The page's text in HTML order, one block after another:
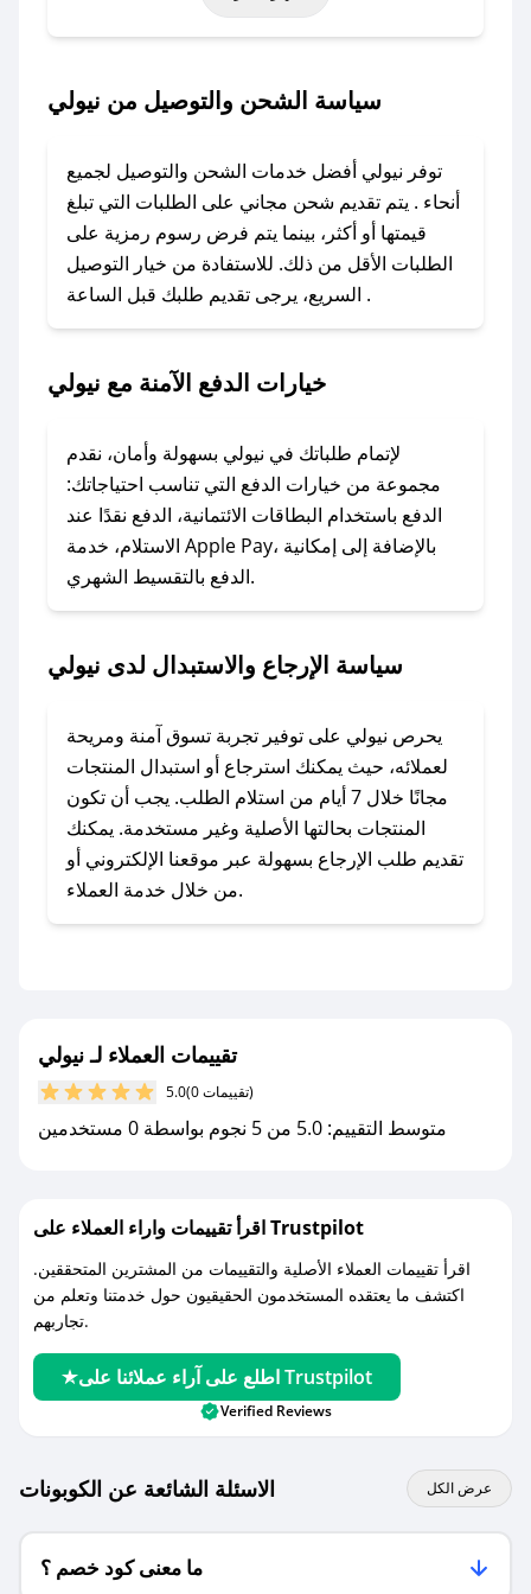
باستخدام تطبيق صحصح، يمكنك العثور بسهولة على
تواصل معنا عبر تويتر أو البريد الإلكتروني لإضافته
بسرعة.
### كيفية استخدام كود خصم نيولي؟
1. انسخ كود الخصم من تطبيق صحصح.
2. الصقه في خانة الدفع عند التسوق من نيولي.
### ماذا أفعل إذا لم يعمل كود الخصم؟
الرسائل الخاصة على تويتر أو البريد الإلكتروني،
وسنقوم بحل المشكلة في أسرع وقت ممكن.
### ماذا أفعل إذا لم أجد كود خصم لمتجري
المفضل؟
في حال عدم توفر كوبونات لمتجرك المفضل، يمكنك
أسرع وقت ممكن.
### كيف تحصل على كوبونات خصم حصرية من
نيولي؟
للحصول على كوبونات وخصومات حصرية، قم بما
يلي:
- اضغط على أيقونة متابعة لمتجر نيولي في تطبيق
صحصح.
مع صحصح، تسوق بذكاء ووفّر على كل مشترياتك مع
سياسة الشحن والتوصيل من نيولي
توفر نيولي أفضل خدمات الشحن والتوصيل لجميع
أنحاء . يتم تقديم شحن مجاني على الطلبات التي تبلغ
قيمتها أو أكثر، بينما يتم فرض رسوم رمزية على
الطلبات الأقل من ذلك. للاستفادة من خيار التوصيل
السريع، يرجى تقديم طلبك قبل الساعة .
خيارات الدفع الآمنة مع نيولي
لإتمام طلباتك في نيولي بسهولة وأمان، نقدم
مجموعة من خيارات الدفع التي تناسب احتياجاتك:
الدفع باستخدام البطاقات الائتمانية، الدفع نقدًا عند
الاستلام، خدمة Apple Pay، بالإضافة إلى إمكانية
الدفع بالتقسيط الشهري.
سياسة الإرجاع والاستبدال لدى نيولي
يحرص نيولي على توفير تجربة تسوق آمنة ومريحة
لعملائه، حيث يمكنك استرجاع أو استبدال المنتجات
مجانًا خلال 7 أيام من استلام الطلب. يجب أن تكون
المنتجات بحالتها الأصلية وغير مستخدمة. يمكنك
تقديم طلب الإرجاع بسهولة عبر موقعنا الإلكتروني أو
من خلال خدمة العملاء.
تقييمات العملاء لـ نيولي
5.0 (0 تقييمات)
متوسط التقييم: 5.0 من 5 نجوم بواسطة 0 مستخدمين
اقرأ تقييمات واراء العملاء على Trustpilot
اقرأ تقييمات العملاء الأصلية والتقييمات من المشترين المتحققين.
اكتشف ما يعتقده المستخدمون الحقيقيون حول خدمتنا وتعلم من
تجاربهم.
اطلع على آراء عملائنا على Trustpilot
Verified Reviews
الاسئلة الشائعة عن الكوبونات عرض الكل
ما معنى كود خصم ؟